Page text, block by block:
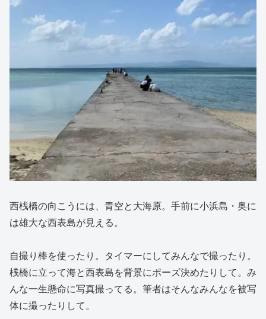
西桟橋の向こうには、青空と大海原。手前に小浜島・奥に
は雄大な西表島が見える。
自撮り棒を使ったり。タイマーにしてみんなで撮ったり。
桟橋に立って海と西表島を背景にポーズ決めたりして。み
んな一生懸命に写真撮ってる。筆者はそんなみんなを被写
体に撮ったりして。